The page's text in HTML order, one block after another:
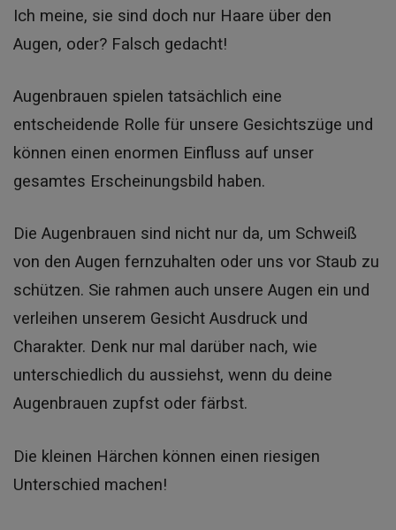
Ich meine, sie sind doch nur Haare über den
Augen, oder? Falsch gedacht!
Augenbrauen spielen tatsächlich eine
entscheidende Rolle für unsere Gesichtszüge und
können einen enormen Einfluss auf unser
gesamtes Erscheinungsbild haben.
Die Augenbrauen sind nicht nur da, um Schweiß
von den Augen fernzuhalten oder uns vor Staub zu
schützen. Sie rahmen auch unsere Augen ein und
verleihen unserem Gesicht Ausdruck und
Charakter. Denk nur mal darüber nach, wie
unterschiedlich du aussiehst, wenn du deine
Augenbrauen zupfst oder färbst.
Die kleinen Härchen können einen riesigen
Unterschied machen!